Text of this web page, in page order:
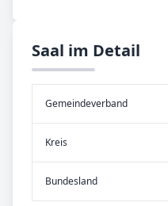
Saal im Detail
Gemeinde­verband
Kreis
Bundes­land